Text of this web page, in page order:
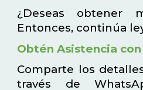
¿Deseas obtener
Entonces, continúa
Obtén Asistencia
Comparte los
través de